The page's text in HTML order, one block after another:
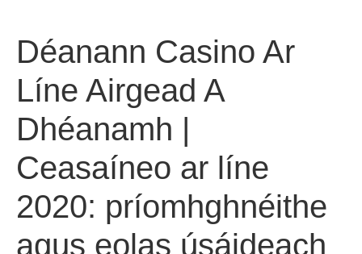
Déanann Casino Ar
Líne Airgead A
Dhéanamh |
Ceasaíneo ar líne
2020: príomhghnéithe
agus eolas úsáideach